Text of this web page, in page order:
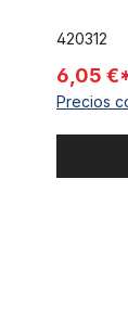
420312
6,05
Precios